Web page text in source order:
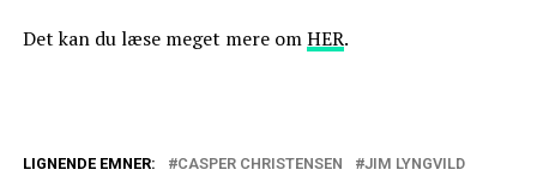
Det kan du læse meget mere omHER.
LIGNENDE EMNER: CASPER CHRISTENSEN JIM LYNGVILD